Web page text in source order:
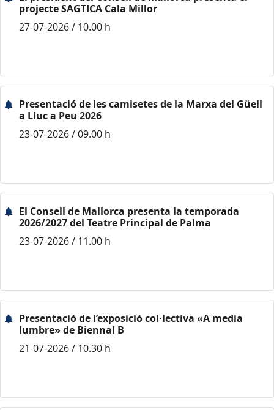
projecte SAGTICA Cala Millor
27-07-2026 / 10.00 h
Presentació de les camisetes de la Marxa del Güell
a Lluc a Peu 2026
23-07-2026 / 09.00 h
El Consell de Mallorca presenta la temporada
2026/2027 del Teatre Principal de Palma
23-07-2026 / 11.00 h
Presentació de l’exposició col·lectiva «A media
lumbre» de Biennal B
21-07-2026 / 10.30 h